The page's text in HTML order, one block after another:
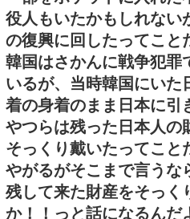
役人もいたかもしれない
の復興に回したってこと
韓国はさかんに戦争犯罪
いるが、当時韓国にいた
着の身着のまま日本に引
やつらは残った日本人の
そっくり戴いたってこと
やがるがそこまで言うな
残して来た財産をそっく
か！！っと話になるんだ